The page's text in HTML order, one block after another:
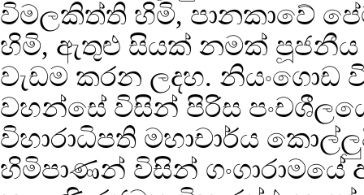
විමලකිත්ති හිමි, පානකාවේ
හිමි, ඇතුළු සියක් නමක් පූජනීය
වැඩම කරන ලදහ. නියංගොඩ
වහන්සේ විසින් පිරිස
විහාරාධිපති මහාචාර්ය
හිමිපාණන් විසින්